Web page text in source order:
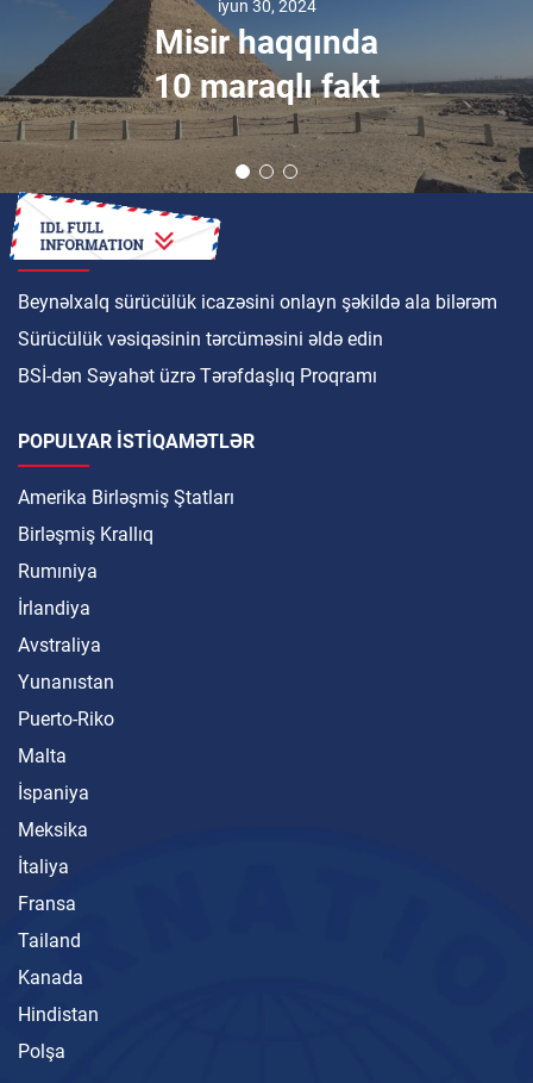
iyun 30, 2024
Misir haqqında
10 maraqlı fakt
NECƏ
Beynəlxalq sürücülük icazəsini onlayn şəkildə ala bilərəm
Sürücülük vəsiqəsinin tərcüməsini əldə edin
BSİ-dən Səyahət üzrə Tərəfdaşlıq Proqramı
POPULYAR ISTIQAMƏTLƏR
Amerika Birləşmiş Ştatları
Birləşmiş Krallıq
Rumıniya
İrlandiya
Avstraliya
Yunanıstan
Puerto-Riko
Malta
İspaniya
Meksika
İtaliya
Fransa
Tailand
Kanada
Hindistan
Polşa